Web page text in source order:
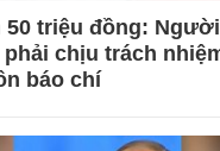
50 triệu đồng:
phải chịu trách
báo chí